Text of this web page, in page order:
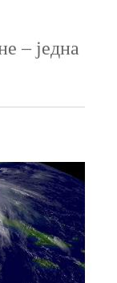
‒ једна